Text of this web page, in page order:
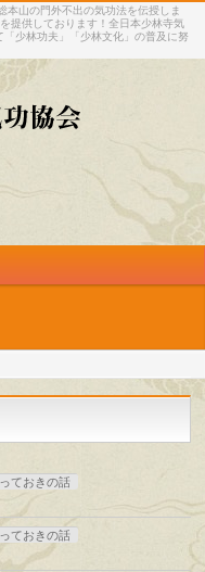
本山の門外不出の気功法を伝授しま
提供しております！全日本少林寺気
少林功夫」「少林文化」の普及に努
ておきの話
ておきの話